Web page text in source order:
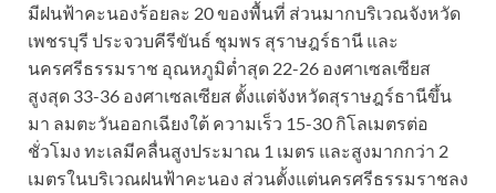
มีฝนฟ้าคะนองร้อยละ 20 ของพื้นที่ ส่วนมากบริเวณจังหวัด
เพชรบุรี ประจวบคีรีขันธ์ ชุมพร สุราษฎร์ธานี และ
นครศรีธรรมราช อุณหภูมิต่ำสุด 22-26 องศาเซลเซียส
สูงสุด 33-36 องศาเซลเซียส ตั้งแต่จังหวัดสุราษฎร์ธานีขึ้น
มา ลมตะวันออกเฉียงใต้ ความเร็ว 15-30 กิโลเมตรต่อ
ชั่วโมง ทะเลมีคลื่นสูงประมาณ 1 เมตร และสูงมากกว่า 2
เมตรในบริเวณฝนฟ้าคะนอง ส่วนตั้งแต่นครศรีธรรมราชลง